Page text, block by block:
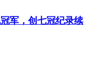
军，创七冠纪录续